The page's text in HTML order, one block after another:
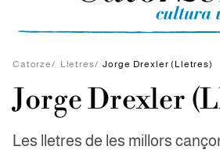
Catorze/ Lletres/ Jorge Drexler (Lletres)
Jorge Drexler
Les lletres de les millors